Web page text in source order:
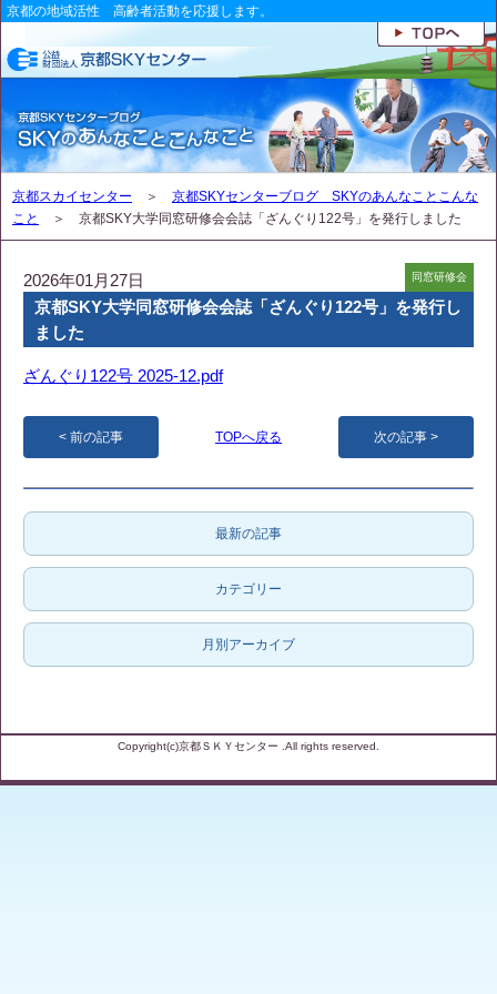
京都の地域活性 高齢者活動を応援します。
京都スカイセンター ＞ 京都SKYセンターブログ SKYのあんなことこんな
こと
＞ 京都SKY大学同窓研修会会誌「ざんぐり122号」を発行しました
2026年01月27日 同窓研修会
京都SKY大学同窓研修会会誌「ざんぐり122号」を発行し
ました
ざんぐり122号 2025-12.pdf
前の記事 TOPへ戻る 次の記事
最新の記事
カテゴリー
月別アーカイブ
Copyright(c)京都ＳＫＹセンター .All rights reserved.